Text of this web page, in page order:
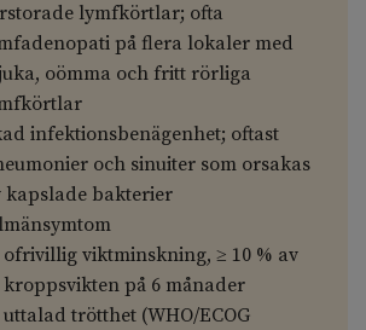
lymfkörtlar; ofta
på flera lokaler med
oömma och fritt rörliga
infektionsbenägenhet; oftast
och sinuiter som orsakas
kapslade bakterier
ofrivillig viktminskning, ≥ 10 % av
kroppsvikten på 6 månader
uttalad trötthet (WHO/ECOG